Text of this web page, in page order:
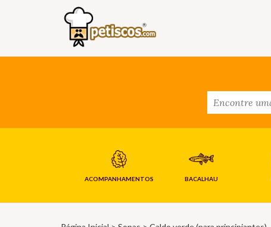
ACOMPANHAMENTOS BACALHAU